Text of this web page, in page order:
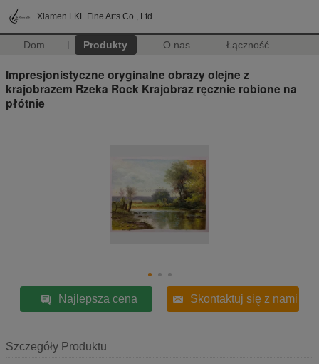
Xiamen LKL Fine Arts Co., Ltd.
Dom Produkty O nas Łączność
Impresjonistyczne oryginalne obrazy olejne z
krajobrazem Rzeka Rock Krajobraz ręcznie robione na
płótnie
Najlepsza cena Skontaktuj się z nami
Szczegóły Produktu